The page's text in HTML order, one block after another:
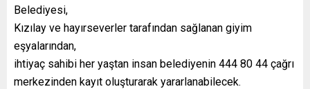
Belediyesi,
Kızılay ve hayırseverler tarafından sağlanan giyim
eşyalarından,
ihtiyaç sahibi her yaştan insan belediyenin 444 80 44 çağrı
merkezinden kayıt oluşturarak yararlanabilecek.